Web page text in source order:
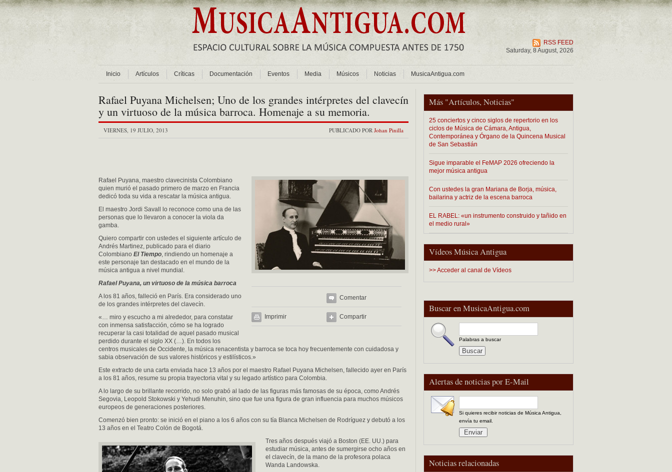
RSS FEED
Saturday, 8 August, 2026
Inicio Artículos Críticas Documentación Eventos Media Músicos Noticias MusicaAntigua.com
Más "Artículos, Noticias"
25 conciertos y cinco siglos de repertorio en los
ciclos de Música de Cámara, Antigua,
Contemporánea y Órgano de la Quincena Musical
de San Sebastián
Sigue imparable el FeMAP 2026 ofreciendo la
mejor música antigua
Con ustedes la gran Mariana de Borja, música,
bailarina y actriz de la escena barroca
EL RABEL: «un instrumento construido y tañido en
el medio rural»
Vídeos Música Antigua
>> Acceder al canal de Vídeos
Buscar en MusicaAntigua.com
Palabras a buscar
Alertas de noticias por E-Mail
Si quieres recibir noticias de Música Antigua,
envía tu email.
Noticias relacionadas
Rafael Puyana Michelsen; Uno de los grandes intérpretes del clavecín
y un virtuoso de la música barroca. Homenaje a su memoria.
PUBLICADO POR Johan Pinilla
VIERNES, 19 JULIO, 2013
Comentar
Imprimir Compartir
Rafael Puyana, maestro clavecinista Colombiano
quien murió el pasado primero de marzo en Francia
dedicó toda su vida a rescatar la música antigua.
El maestro Jordi Savall lo reconoce como una de las
personas que lo llevaron a conocer la viola da
gamba.
Quiero compartir con ustedes el siguiente artículo de
Andrés Martinez, publicado para el diario
Colombiano El Tiempo, rindiendo un homenaje a
este personaje tan destacado en el mundo de la
música antigua a nivel mundial.
Rafael Puyana, un virtuoso de la música barroca
A los 81 años, falleció en París. Era considerado uno
de los grandes intérpretes del clavecín.
«… miro y escucho a mi alrededor, para constatar
con inmensa satisfacción, cómo se ha logrado
recuperar la casi totalidad de aquel pasado musical
perdido durante el siglo XX (…). En todos los
centros musicales de Occidente, la música renacentista y barroca se toca hoy frecuentemente con cuidadosa y
sabia observación de sus valores históricos y estilísticos.»
Este extracto de una carta enviada hace 13 años por el maestro Rafael Puyana Michelsen, fallecido ayer en París
a los 81 años, resume su propia trayectoria vital y su legado artístico para Colombia.
A lo largo de su brillante recorrido, no solo grabó al lado de las figuras más famosas de su época, como Andrés
Segovia, Leopold Stokowski y Yehudi Menuhin, sino que fue una figura de gran influencia para muchos músicos
europeos de generaciones posteriores.
Comenzó bien pronto: se inició en el piano a los 6 años con su tía Blanca Michelsen de Rodríguez y debutó a los
13 años en el Teatro Colón de Bogotá.
Tres años después viajó a Boston (EE. UU.) para
estudiar música, antes de sumergirse ocho años en
el clavecín, de la mano de la profesora polaca
Wanda Landowska.